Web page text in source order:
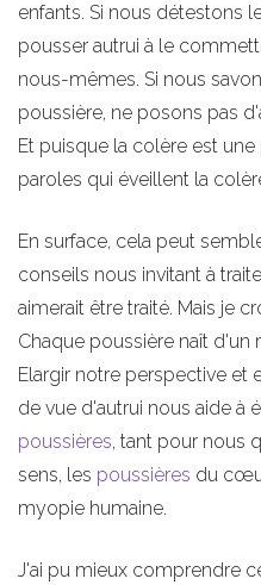
enfants. Si nous détestons
pousser autrui à le
nous-mêmes. Si nous
poussière, ne posons pas
Et puisque la colère est
paroles qui éveillent la
En surface, cela peut
conseils nous invitant à
aimerait être traité. Mais je
Chaque poussière naît d'un
Elargir notre perspective et
de vue d'autrui nous aide à
poussières, tant pour nous
sens, les poussières du
myopie humaine.
J'ai pu mieux comprendre